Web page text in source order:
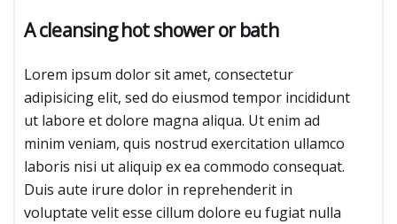
A cleansing hot shower or bath
Lorem ipsum dolor sit amet, consectetur
adipisicing elit, sed do eiusmod tempor incididunt
ut labore et dolore magna aliqua. Ut enim ad
minim veniam, quis nostrud exercitation ullamco
laboris nisi ut aliquip ex ea commodo consequat.
Duis aute irure dolor in reprehenderit in
voluptate velit esse cillum dolore eu fugiat nulla